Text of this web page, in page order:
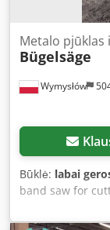
Wymysłów
Metalo pjūklas
Bügelsäge
Būklė: labai
band saw for